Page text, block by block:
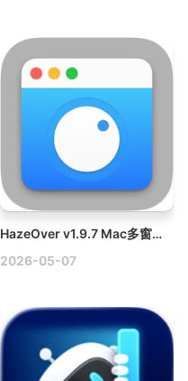
HazeOver v1.9.7 Mac多窗口管理工具
2026-05-07